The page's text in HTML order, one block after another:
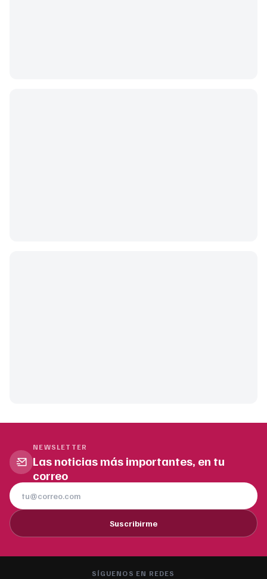
NEWSLETTER
Las noticias más importantes, en tu
correo
Suscribirme
SÍGUENOS EN REDES